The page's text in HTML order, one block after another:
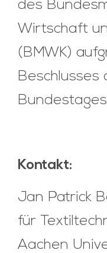
des
Wirtschaft
(BMWK)
Beschlusses
Kontakt:
Jan Patrick
für
Aachen